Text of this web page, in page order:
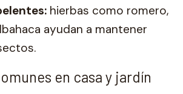
hierbas como romero,
ayudan a mantener
en casa y jardín